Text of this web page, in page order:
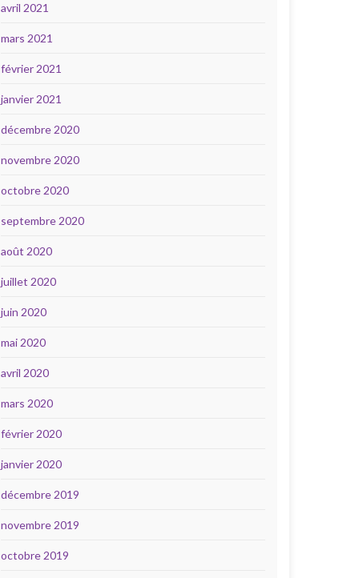
avril 2021
mars 2021
février 2021
janvier 2021
décembre 2020
novembre 2020
octobre 2020
septembre 2020
août 2020
juillet 2020
juin 2020
mai 2020
avril 2020
mars 2020
février 2020
janvier 2020
décembre 2019
novembre 2019
octobre 2019